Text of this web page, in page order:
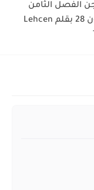
الفصل الثامن
والعشرون 28 بقلم Lehcen